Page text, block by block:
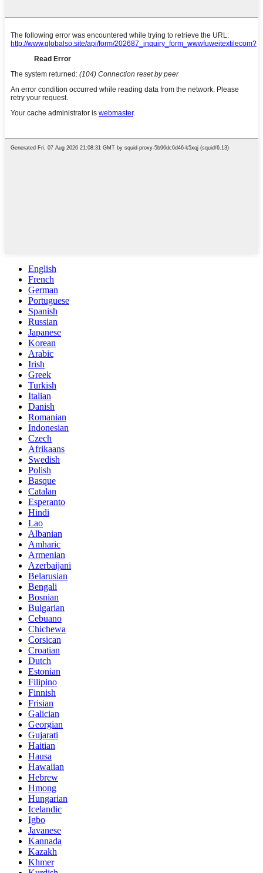
English
French
German
Portuguese
Spanish
Russian
Japanese
Korean
Arabic
Irish
Greek
Turkish
Italian
Danish
Romanian
Indonesian
Czech
Afrikaans
Swedish
Polish
Basque
Catalan
Esperanto
Hindi
Lao
Albanian
Amharic
Armenian
Azerbaijani
Belarusian
Bengali
Bosnian
Bulgarian
Cebuano
Chichewa
Corsican
Croatian
Dutch
Estonian
Filipino
Finnish
Frisian
Galician
Georgian
Gujarati
Haitian
Hausa
Hawaiian
Hebrew
Hmong
Hungarian
Icelandic
Igbo
Javanese
Kannada
Kazakh
Khmer